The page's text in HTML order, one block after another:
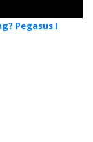
Pegasus I